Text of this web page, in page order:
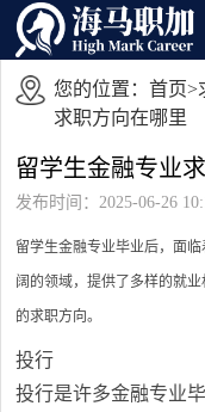
您的位置： 首页>
求职方向在哪里
留学生金融专业
发布时间：2025-06-26
留学生金融专业毕业后，面
阔的领域，提供了多样的就
的求职方向。
投行
投行是许多金融专业